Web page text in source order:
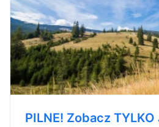
PILNE! Zobacz